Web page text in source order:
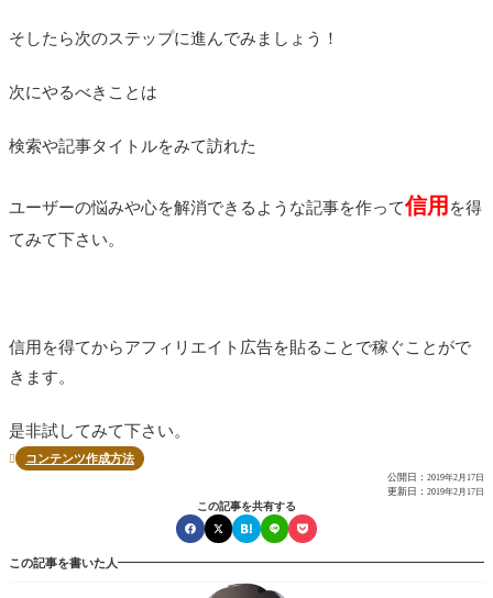
そしたら次のステップに進んでみましょう！
次にやるべきことは
検索や記事タイトルをみて訪れた
ユーザーの悩みや心を解消できるような記事を作って信用 を得
てみて下さい。
信用を得てからアフィリエイト広告を貼ることで稼ぐことがで
きます。
是非試してみて下さい。
 コンテンツ作成方法
公開日： 2019年2月17日
更新日： 2019年2月17日
この記事を共有する
この記事を書いた人